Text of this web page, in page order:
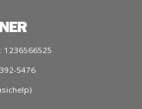
1236566525
5476